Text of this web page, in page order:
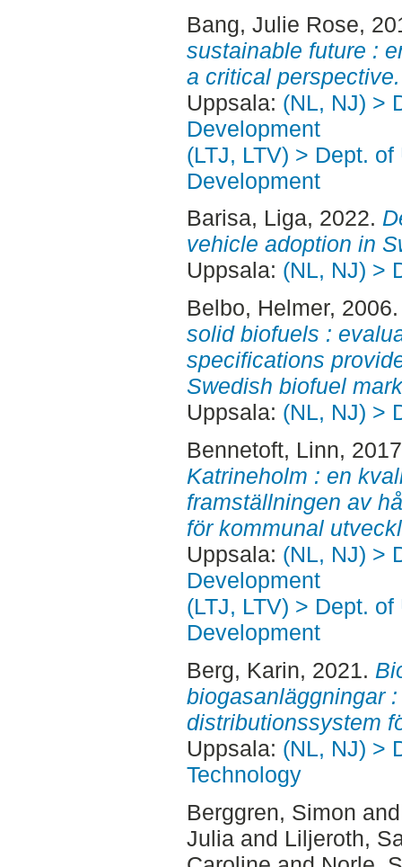
Bang, Julie Rose,
sustainable future :
a critical perspective.
Uppsala: (NL, NJ) >
Development
(LTJ, LTV) > Dept.
Development
Barisa, Liga, 2022.
vehicle adoption in
Uppsala: (NL, NJ) >
Belbo, Helmer,
solid biofuels :
specifications
Swedish biofuel
Uppsala: (NL, NJ) >
Bennetoft, Linn,
Katrineholm : en
framställningen av
för kommunal
Uppsala: (NL, NJ) >
Development
(LTJ, LTV) > Dept.
Development
Berg, Karin, 2021.
biogasanläggningar
distributionssystem
Uppsala: (NL, NJ) >
Technology
Berggren, Simon
Juliaand Liljeroth,